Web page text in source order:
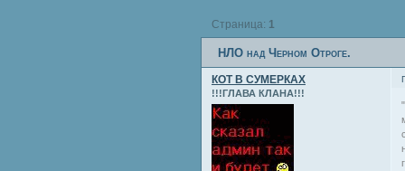
НЛО над Черном Отроге.
Страница: 1
КОТ В СУМЕРКАХ
!!!ГЛАВА КЛАНА!!!